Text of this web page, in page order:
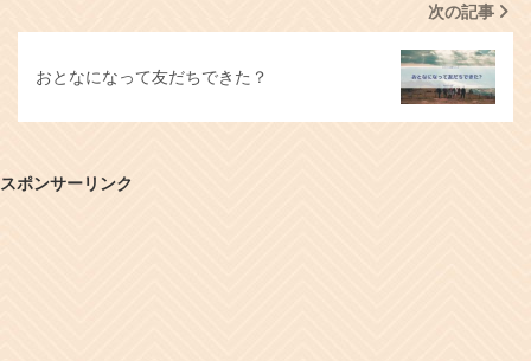
次の記事
おとなになって友だちできた？
スポンサーリンク